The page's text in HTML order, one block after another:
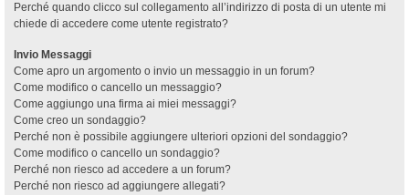
Perché quando clicco sul collegamento all’indirizzo di posta di un utente mi
chiede di accedere come utente registrato?
Invio Messaggi
Come apro un argomento o invio un messaggio in un forum?
Come modifico o cancello un messaggio?
Come aggiungo una firma ai miei messaggi?
Come creo un sondaggio?
Perché non è possibile aggiungere ulteriori opzioni del sondaggio?
Come modifico o cancello un sondaggio?
Perché non riesco ad accedere a un forum?
Perché non riesco ad aggiungere allegati?